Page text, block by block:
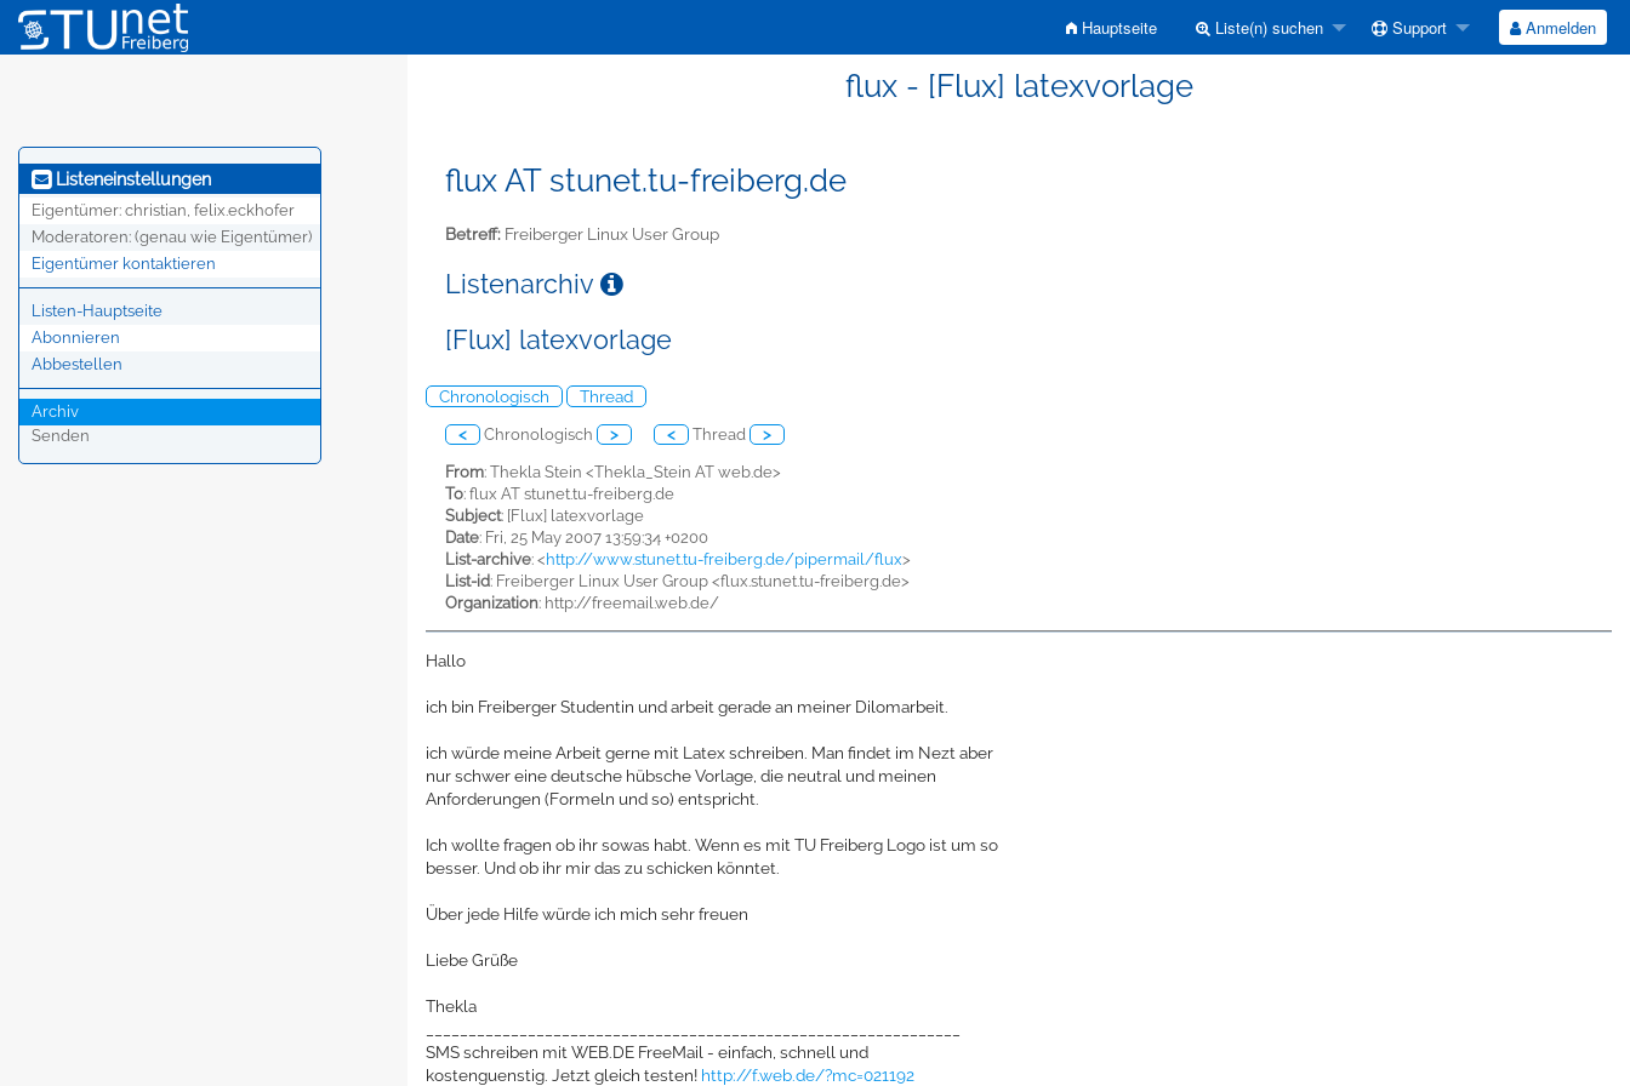
Hauptseite Liste(n) suchen Support Anmelden
flux - [Flux] latexvorlage
Listeneinstellungen
Eigentümer: christian, felix.eckhofer
Moderatoren: (genau wie Eigentümer)
Eigentümer kontaktieren
Listen-Hauptseite
Abonnieren
Abbestellen
Archiv
Senden
flux AT stunet.tu-freiberg.de
Betreff: Freiberger Linux User Group
Listenarchiv
[Flux] latexvorlage
Chronologisch Thread
< Chronologisch > < Thread >
From: Thekla Stein <Thekla_Stein AT web.de>
To: flux AT stunet.tu-freiberg.de
Subject: [Flux] latexvorlage
Date: Fri, 25 May 2007 13:59:34 +0200
List-archive: <http://www.stunet.tu-freiberg.de/pipermail/flux>
List-id: Freiberger Linux User Group <flux.stunet.tu-freiberg.de>
Organization: http://freemail.web.de/
Hallo
ich bin Freiberger Studentin und arbeit gerade an meiner Dilomarbeit.
ich würde meine Arbeit gerne mit Latex schreiben. Man findet im Nezt aber
nur schwer eine deutsche hübsche Vorlage, die neutral und meinen
Anforderungen (Formeln und so) entspricht.
Ich wollte fragen ob ihr sowas habt. Wenn es mit TU Freiberg Logo ist um so
besser. Und ob ihr mir das zu schicken könntet.
Über jede Hilfe würde ich mich sehr freuen
Liebe Grüße
Thekla
SMS schreiben mit WEB.DE FreeMail - einfach, schnell und
kostenguenstig. Jetzt gleich testen! http://f.web.de/?mc=021192